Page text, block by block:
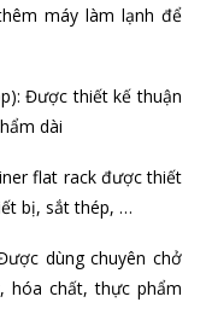
máy làm lạnh để
Được thiết kế thuận
dài
flat rack được thiết
bị, sắt thép, …
dùng chuyên chở
hóa chất, thực phẩm